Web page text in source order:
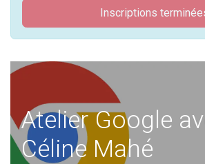
Inscriptions
Atelier Google
Céline Mahé